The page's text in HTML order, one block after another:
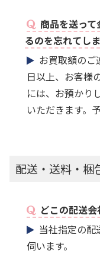
商品を送っ
るのを忘れてし
お買取額のご
日以上、お客様
には、お預かり
いただきます。
配送・送料・梱
どこの配送
当社指定の配
伺います。